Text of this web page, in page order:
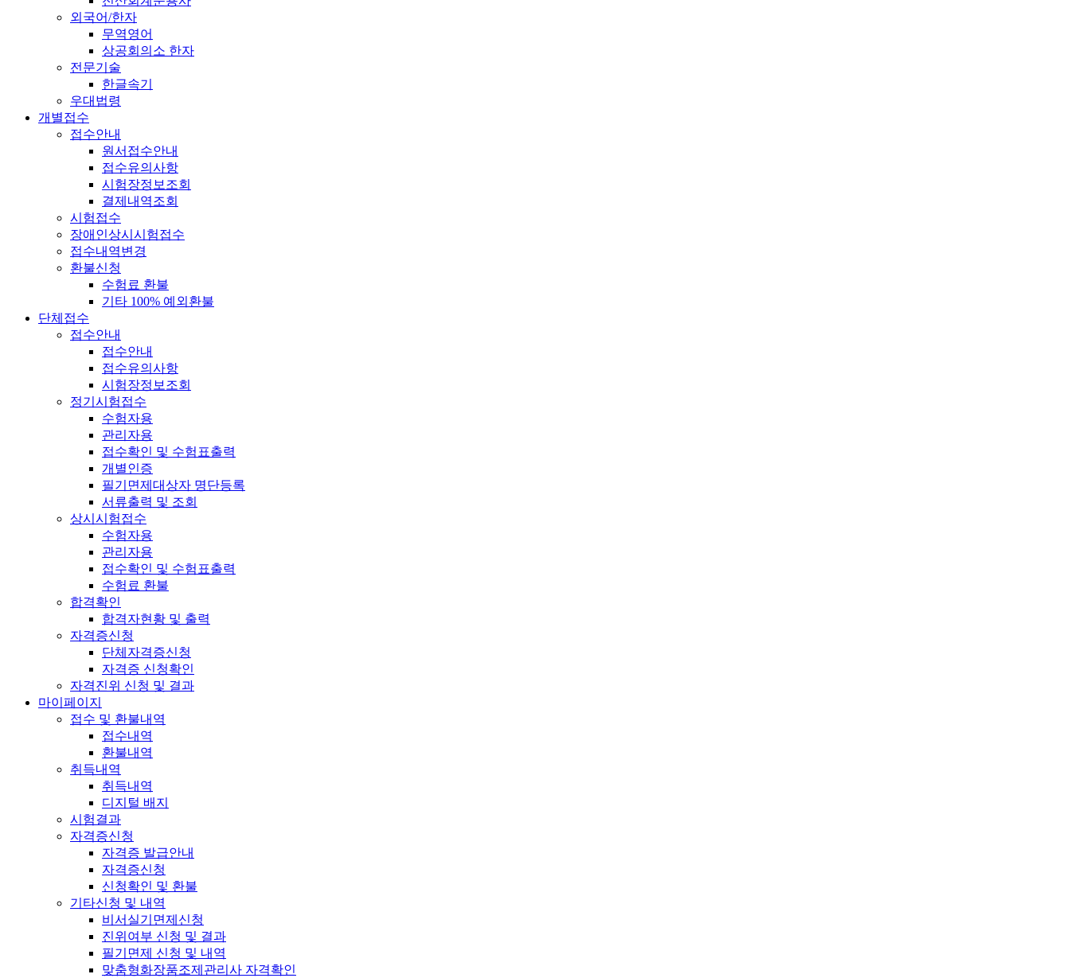
외국어/한자
무역영어
상공회의소 한자
전문기술
한글속기
우대법령
개별접수
접수안내
원서접수안내
접수유의사항
시험장정보조회
결제내역조회
시험접수
장애인상시시험접수
접수내역변경
환불신청
수험료 환불
기타 100% 예외환불
단체접수
접수안내
접수안내
접수유의사항
시험장정보조회
정기시험접수
수험자용
관리자용
접수확인 및 수험표출력
개별인증
필기면제대상자 명단등록
서류출력 및 조회
상시시험접수
수험자용
관리자용
접수확인 및 수험표출력
수험료 환불
합격확인
합격자현황 및 출력
자격증신청
단체자격증신청
자격증 신청확인
자격진위 신청 및 결과
마이페이지
접수 및 환불내역
접수내역
환불내역
취득내역
취득내역
디지털 배지
시험결과
자격증신청
자격증 발급안내
자격증신청
신청확인 및 환불
기타신청 및 내역
비서실기면제신청
진위여부 신청 및 결과
필기면제 신청 및 내역
맞춤형화장품조제관리사 자격확인